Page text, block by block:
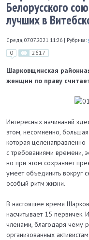
Белорусского
лучших в
Среда, 07.07.2021 11:26 | Рубрика:
0 2617
Шарковщинская
женщин по праву
Интересных начинаний
этом, несомненно,
которая целенаправленно
с требованиями времени,
но при этом сохраняет
умеет объединить вокруг
особый ритм жизни.
В настоящее время
насчитывает 15 первичек.
членами, благодаря чему
организованных